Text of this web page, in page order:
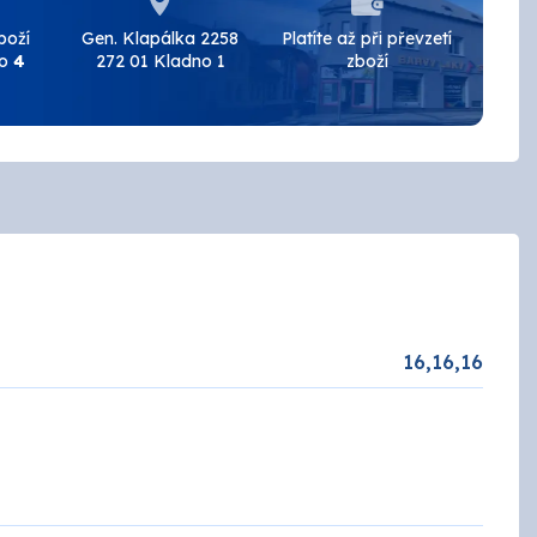
Detecha
INCHROMA
PARAMO
4
Gen. Klapálka 2258
272 01 Kladno 1
Platíte až při převzetí
zboží
16,16,16